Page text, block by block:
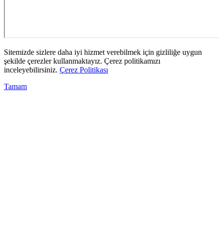
Sitemizde sizlere daha iyi hizmet verebilmek için gizliliğe uygun
şekilde çerezler kullanmaktayız. Çerez politikamızı
inceleyebilirsiniz. Çerez Politikası
Tamam